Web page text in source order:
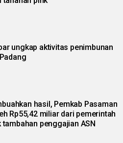
ungkap aktivitas penimbunan
hasil, Pemkab Pasaman
Rp55,42 miliar dari pemerintah
tambahan penggajian ASN